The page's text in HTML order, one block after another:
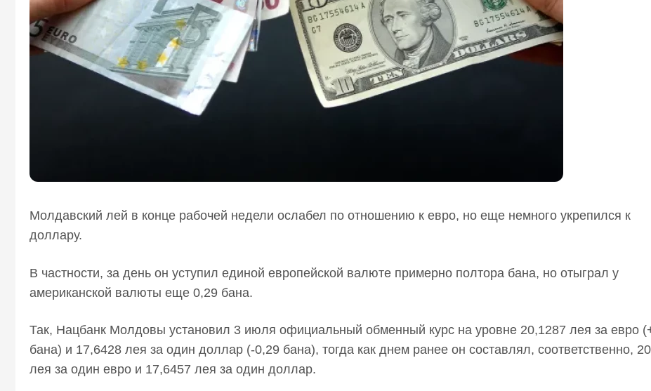
Молдавский лей в конце рабочей недели ослабел по отношению к евро, но еще немного укрепился к
доллару.
В частности, за день он уступил единой европейской валюте примерно полтора бана, но отыграл у
американской валюты еще 0,29 бана.
Так, Нацбанк Молдовы установил 3 июля официальный обменный курс на уровне 20,1287 лея за евро
бана) и 17,6428 лея за один доллар (-0,29 бана), тогда как днем ранее он составлял, соответственно,
лея за один евро и 17,6457 лея за один доллар.